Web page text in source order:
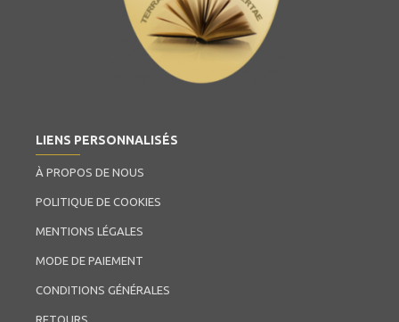
LIENS PERSONNALISÉS
À PROPOS DE NOUS
POLITIQUE DE COOKIES
MENTIONS LÉGALES
MODE DE PAIEMENT
CONDITIONS GÉNÉRALES
RETOURS